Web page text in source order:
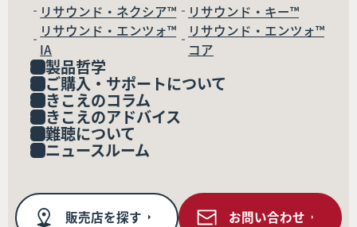
リサウンド・ネクシア™
リサウンド・キー™
リサウンド・エンツォ™
IA
リサウンド・エンツォ™
コア
製品哲学
ご購入・サポートについて
きこえのコラム
きこえのアドバイス
難聴について
ニュースルーム
販売店を探す お問い合わせ